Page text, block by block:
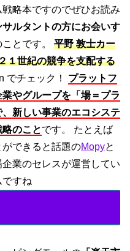
略本ですのでぜひお読み
サルタントの方にお会いす
ことです。 平野 敦士カー
１世紀の競争を支配する
でチェック！ プラットフ
やグループを「場＝プラ
新しい事業のエコシステ
のことです。 たとえば
できると話題のMopyと
業のセレスが運営してい
ですね